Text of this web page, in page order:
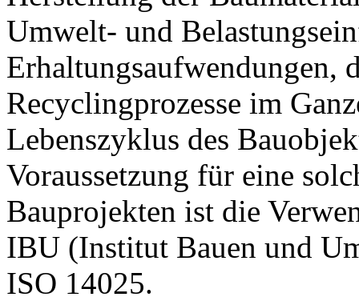
Umwelt- und
Erhaltungsaufwendungen,
Recyclingprozesse im
Lebenszyklus des
Voraussetzung für eine
Bauprojekten ist die
IBU (Institut Bauen und
ISO 14025.